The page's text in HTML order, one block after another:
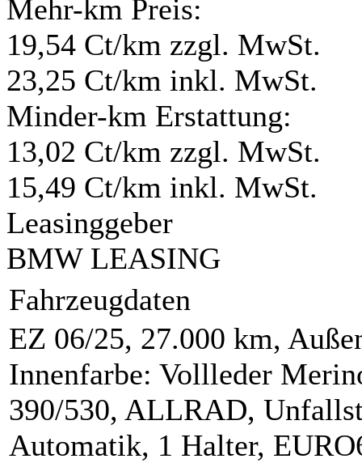
Mehr-km Preis:
19,54 Ct/km zzgl. MwSt.
23,25 Ct/km inkl. MwSt.
Minder-km Erstattung:
13,02 Ct/km zzgl. MwSt.
15,49 Ct/km inkl. MwSt.
Leasinggeber
BMW LEASING
Fahrzeugdaten
EZ 06/25, 27.000 km,
Innenfarbe: Vollleder
390/530, ALLRAD,
Automatik, 1 Halter,